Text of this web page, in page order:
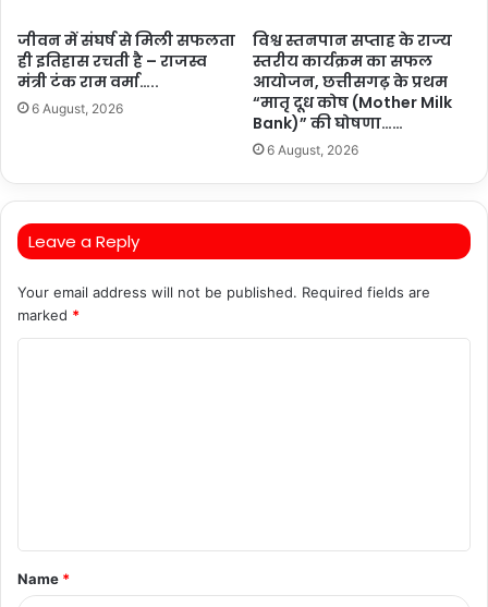
जीवन में संघर्ष से मिली सफलता
ही इतिहास रचती है – राजस्व
मंत्री टंक राम वर्मा…..
6 August, 2026
विश्व स्तनपान सप्ताह के राज्य
स्तरीय कार्यक्रम का सफल
आयोजन, छत्तीसगढ़ के प्रथम
“मातृ दूध कोष (Mother Milk
Bank)” की घोषणा……
6 August, 2026
Leave a Reply
Your email address will not be published. Required fields are
marked *
t
*
Name *